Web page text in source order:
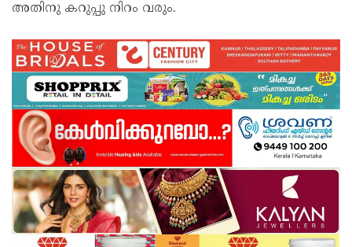
അതിനു കറുപ്പു നിറം വരും.